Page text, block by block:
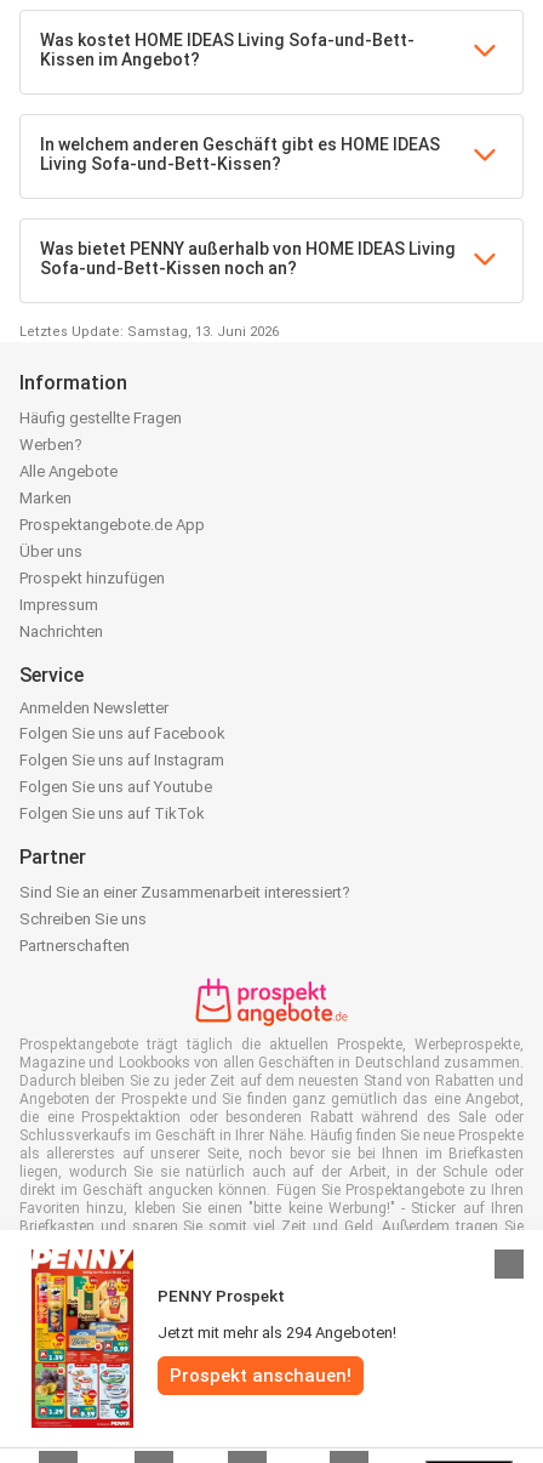
Was kostet HOME IDEAS Living Sofa-und-Bett-
Kissen im Angebot?
In welchem anderen Geschäft gibt es HOME IDEAS
Living Sofa-und-Bett-Kissen?
Was bietet PENNY außerhalb von HOME IDEAS Living
Sofa-und-Bett-Kissen noch an?
Letztes Update: Samstag, 13. Juni 2026
PENNY Prospekt
Jetzt mit mehr als 294 Angeboten!
Prospekt anschauen!
Information
Häufig gestellte Fragen
Werben?
Alle Angebote
Marken
Prospektangebote.de App
Über uns
Prospekt hinzufügen
Impressum
Nachrichten
Service
Anmelden Newsletter
Folgen Sie uns auf Facebook
Folgen Sie uns auf Instagram
Folgen Sie uns auf Youtube
Folgen Sie uns auf TikTok
Partner
Sind Sie an einer Zusammenarbeit interessiert?
Schreiben Sie uns
Partnerschaften
Prospektangebote trägt täglich die aktuellen Prospekte, Werbeprospekte,
Magazine und Lookbooks von allen Geschäften in Deutschland zusammen.
Dadurch bleiben Sie zu jeder Zeit auf dem neuesten Stand von Rabatten und
Angeboten der Prospekte und Sie finden ganz gemütlich das eine Angebot,
die eine Prospektaktion oder besonderen Rabatt während des Sale oder
Schlussverkaufs im Geschäft in Ihrer Nähe. Häufig finden Sie neue Prospekte
als allererstes auf unserer Seite, noch bevor sie bei Ihnen im Briefkasten
liegen, wodurch Sie sie natürlich auch auf der Arbeit, in der Schule oder
direkt im Geschäft angucken können. Fügen Sie Prospektangebote zu Ihren
Favoriten hinzu, kleben Sie einen "bitte keine Werbung!" - Sticker auf Ihren
Briefkasten und sparen Sie somit viel Zeit und Geld. Außerdem tragen Sie
ist.
Alle Rechte vorbehalten © Prospektangebote.de 2026 |
|Allgemeine Geschäftsbedingungen